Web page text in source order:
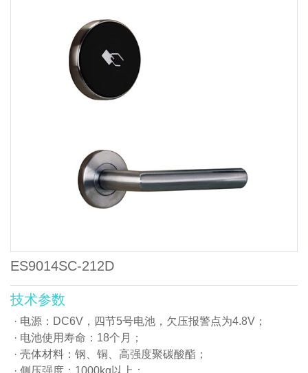
ES9014SC-212D
技术参数
电源：DC6V，四节5号电池，欠压报警点为4.8V；
电池使用寿命：18个月；
壳体材料：钢、铜、高强度聚碳酸酯；